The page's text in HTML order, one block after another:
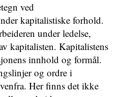
ved
kapitalistiske forhold.
under ledelse,
kapitalisten. Kapitalistens
innhold og formål.
og ordre i
Her finns det ikke